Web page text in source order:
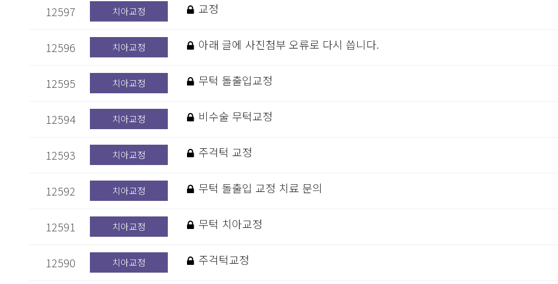
12597 치아교정 교정
12596 치아교정 아래 글에 사진첨부 오류로 다시 씁니다.
12595 치아교정 무턱 돌출입교정
12594 치아교정 비수술 무턱교정
12593 치아교정 주걱턱 교정
12592 치아교정 무턱 돌출입 교정 치료 문의
12591 치아교정 무턱 치아교정
12590 치아교정 주걱턱교정